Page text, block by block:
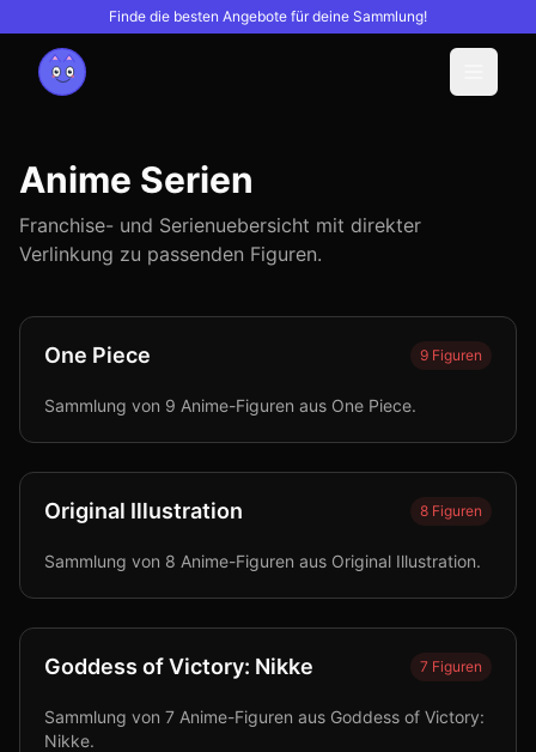
Finde die besten Angebote für deine Sammlung!
Anime Serien
Franchise- und Serienuebersicht mit direkter
Verlinkung zu passenden Figuren.
One Piece 9 Figuren
Sammlung von 9 Anime-Figuren aus One Piece.
Original Illustration 8 Figuren
Sammlung von 8 Anime-Figuren aus Original Illustration.
Goddess of Victory: Nikke 7 Figuren
Sammlung von 7 Anime-Figuren aus Goddess of Victory:
Nikke.